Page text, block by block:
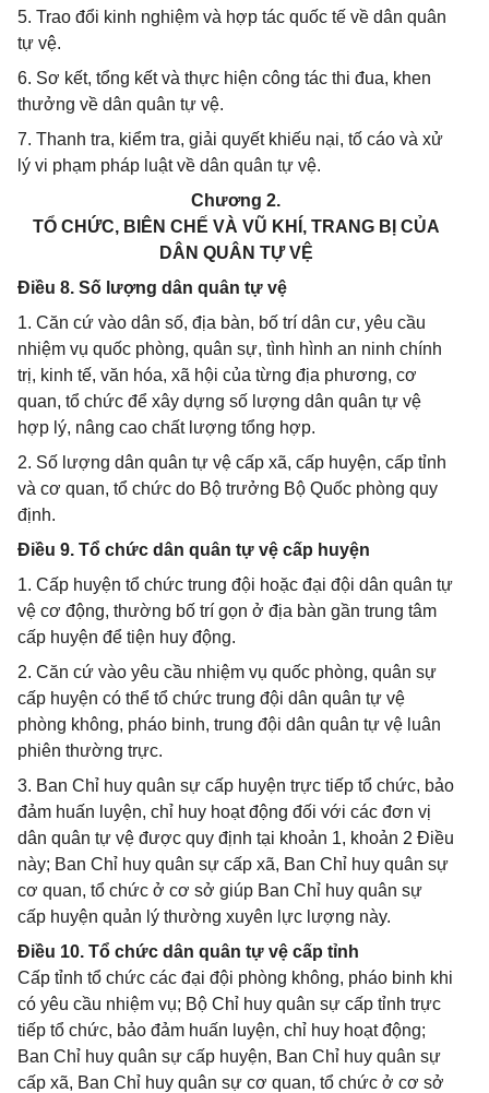
5. Trao đổi kinh nghiệm và hợp tác quốc tế về dân quân
tự vệ.
6. Sơ kết, tổng kết và thực hiện công tác thi đua, khen
thưởng về dân quân tự vệ.
7. Thanh tra, kiểm tra, giải quyết khiếu nại, tố cáo và xử
lý vi phạm pháp luật về dân quân tự vệ.
Chương 2.
TỔ CHỨC, BIÊN CHẾ VÀ VŨ KHÍ, TRANG BỊ CỦA
DÂN QUÂN TỰ VỆ
Điều 8. Số lượng dân quân tự vệ
1. Căn cứ vào dân số, địa bàn, bố trí dân cư, yêu cầu
nhiệm vụ quốc phòng, quân sự, tình hình an ninh chính
trị, kinh tế, văn hóa, xã hội của từng địa phương, cơ
quan, tổ chức để xây dựng số lượng dân quân tự vệ
hợp lý, nâng cao chất lượng tổng hợp.
2. Số lượng dân quân tự vệ cấp xã, cấp huyện, cấp tỉnh
và cơ quan, tổ chức do Bộ trưởng Bộ Quốc phòng quy
định.
Điều 9. Tổ chức dân quân tự vệ cấp huyện
1. Cấp huyện tổ chức trung đội hoặc đại đội dân quân tự
vệ cơ động, thường bố trí gọn ở địa bàn gần trung tâm
cấp huyện để tiện huy động.
2. Căn cứ vào yêu cầu nhiệm vụ quốc phòng, quân sự
cấp huyện có thể tổ chức trung đội dân quân tự vệ
phòng không, pháo binh, trung đội dân quân tự vệ luân
phiên thường trực.
3. Ban Chỉ huy quân sự cấp huyện trực tiếp tổ chức, bảo
đảm huấn luyện, chỉ huy hoạt động đối với các đơn vị
dân quân tự vệ được quy định tại khoản 1, khoản 2 Điều
này; Ban Chỉ huy quân sự cấp xã, Ban Chỉ huy quân sự
cơ quan, tổ chức ở cơ sở giúp Ban Chỉ huy quân sự
cấp huyện quản lý thường xuyên lực lượng này.
Điều 10. Tổ chức dân quân tự vệ cấp tỉnh
Cấp tỉnh tổ chức các đại đội phòng không, pháo binh khi
có yêu cầu nhiệm vụ; Bộ Chỉ huy quân sự cấp tỉnh trực
tiếp tổ chức, bảo đảm huấn luyện, chỉ huy hoạt động;
Ban Chỉ huy quân sự cấp huyện, Ban Chỉ huy quân sự
cấp xã, Ban Chỉ huy quân sự cơ quan, tổ chức ở cơ sở